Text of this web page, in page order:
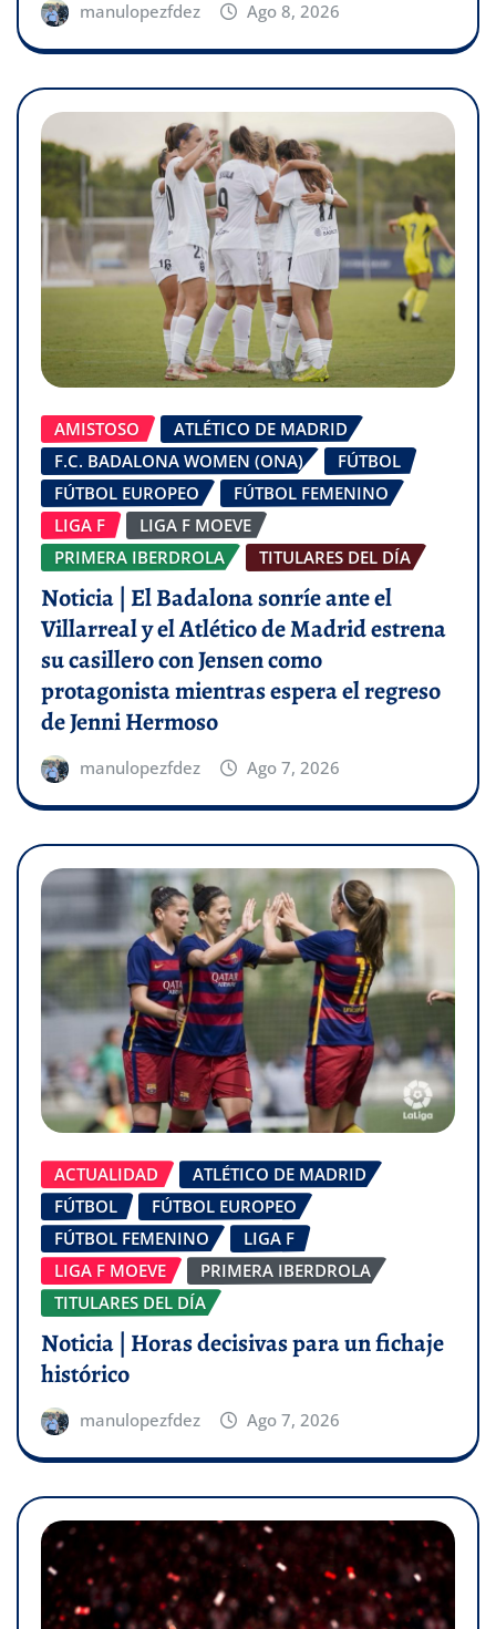
manulopezfdez Ago 8, 2026
AMISTOSO
ATLÉTICO DE MADRID
F.C. BADALONA WOMEN (ONA)
FÚTBOL
FÚTBOL EUROPEO
FÚTBOL FEMENINO
LIGA F
LIGA F MOEVE
PRIMERA IBERDROLA
TITULARES DEL DÍA
Noticia | El Badalona sonríe ante el
Villarreal y el Atlético de Madrid estrena
su casillero con Jensen como
protagonista mientras espera el regreso
de Jenni Hermoso
manulopezfdez Ago 7, 2026
ACTUALIDAD
ATLÉTICO DE MADRID
FÚTBOL
FÚTBOL EUROPEO
FÚTBOL FEMENINO
LIGA F
LIGA F MOEVE
PRIMERA IBERDROLA
TITULARES DEL DÍA
Noticia | Horas decisivas para un fichaje
histórico
manulopezfdez Ago 7, 2026